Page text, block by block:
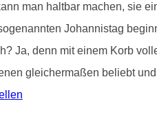
man haltbar machen, sie
Johannistag
Ja, denn mit einem Korb
gleichermaßen beliebt